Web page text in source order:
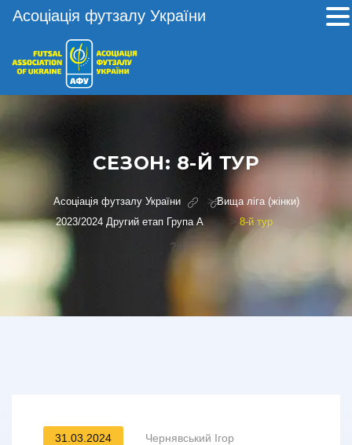
СЕЗОН: 8-Й ТУР
Асоціація футзалу України >Вища ліга (жінки)
2023/2024 Другий етап Група А
> 8-й тур
?>
31.03.2024 Чернявський Ігор
Асоціація футзалу України